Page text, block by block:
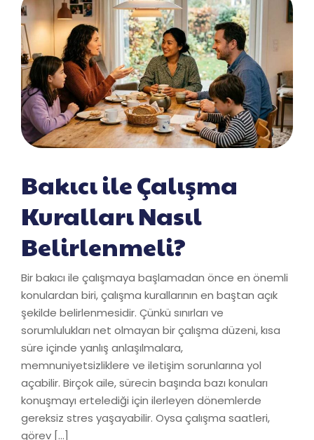
Bakıcı ile Çalışma
Kuralları Nasıl
Belirlenmeli?
Bir bakıcı ile çalışmaya başlamadan önce en önemli
konulardan biri, çalışma kurallarının en baştan açık
şekilde belirlenmesidir. Çünkü sınırları ve
sorumlulukları net olmayan bir çalışma düzeni, kısa
süre içinde yanlış anlaşılmalara,
memnuniyetsizliklere ve iletişim sorunlarına yol
açabilir. Birçok aile, sürecin başında bazı konuları
konuşmayı ertelediği için ilerleyen dönemlerde
gereksiz stres yaşayabilir. Oysa çalışma saatleri,
görev […]